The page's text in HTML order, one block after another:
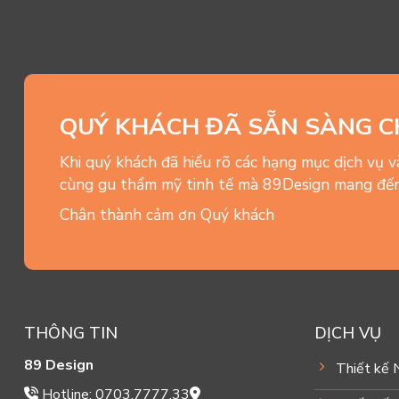
QUÝ KHÁCH ĐÃ SẴN SÀNG
Khi quý khách đã hiểu rõ các hạng mục dịch vụ
cùng gu thẩm mỹ tinh tế mà 89Design mang
Chân thành cảm ơn Quý khách
THÔNG TIN
89 Design
Hotline: 0703.7777.33
DỊCH VỤ
Thiết kế